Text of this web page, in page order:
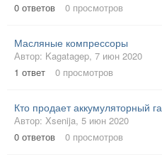
0 ответов 0 просмотров
Масляные компрессоры
Автор: Kagatagep, 7 июн 2020
1 ответ 0 просмотров
Кто продает аккумуляторный
Автор: Xsenija, 5 июн 2020
0 ответов 0 просмотров